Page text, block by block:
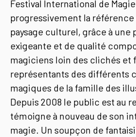
Festival International de
progressivement la référence
paysage culturel, grâce à une
exigeante et de qualité
magiciens loin des clichés et
représentants des différents
magiques de la famille des
Depuis 2008 le public est au
témoigne à nouveau de son
magie. Un soupçon de